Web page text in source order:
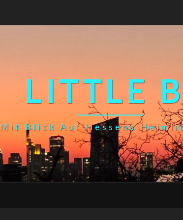
LITTLE
Blick Auf Hessens